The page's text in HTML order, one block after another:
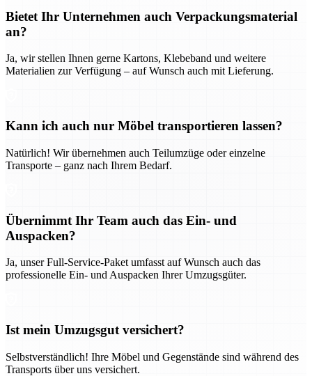
Bietet Ihr Unternehmen auch Verpackungsmaterial
an?
Ja, wir stellen Ihnen gerne Kartons, Klebeband und weitere
Materialien zur Verfügung – auf Wunsch auch mit Lieferung.
Kann ich auch nur Möbel transportieren lassen?
Natürlich! Wir übernehmen auch Teilumzüge oder einzelne
Transporte – ganz nach Ihrem Bedarf.
Übernimmt Ihr Team auch das Ein- und
Auspacken?
Ja, unser Full-Service-Paket umfasst auf Wunsch auch das
professionelle Ein- und Auspacken Ihrer Umzugsgüter.
Ist mein Umzugsgut versichert?
Selbstverständlich! Ihre Möbel und Gegenstände sind während des
Transports über uns versichert.